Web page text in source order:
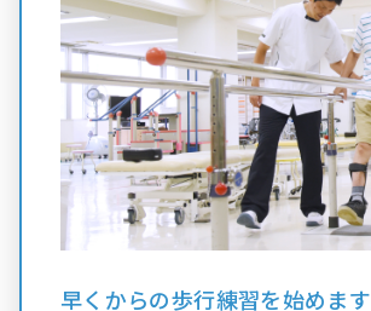
早くからの歩行練習を始めます